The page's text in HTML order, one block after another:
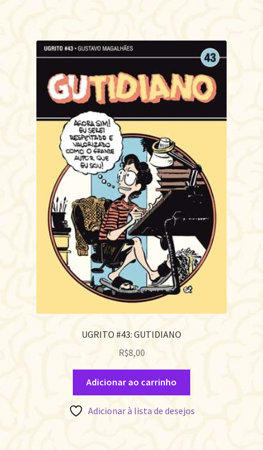
UGRITO #43: GUTIDIANO
R$8,00
Adicionar ao carrinho
Adicionar à lista de desejos